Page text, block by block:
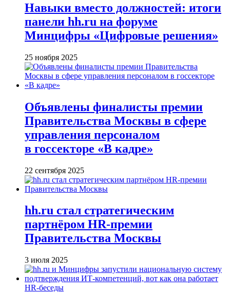
Навыки вместо должностей: итоги
панели hh.ru на форуме
Минцифры «Цифровые решения»
25 ноября 2025
Объявлены финалисты премии
Правительства Москвы в сфере
управления персоналом
в госсекторе «В кадре»
22 сентября 2025
hh.ru стал стратегическим
партнёром HR-премии
Правительства Москвы
3 июля 2025
HR-беседы